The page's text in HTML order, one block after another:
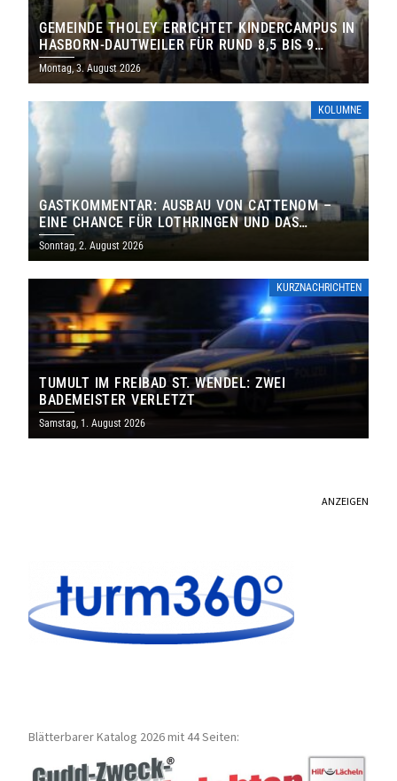
GEMEINDE THOLEY ERRICHTET KINDERCAMPUS IN
HASBORN-DAUTWEILER FÜR RUND 8,5 BIS 9
MILLIONEN EURO
Montag, 3. August 2026
KOLUMNE
GASTKOMMENTAR: AUSBAU VON CATTENOM –
EINE CHANCE FÜR LOTHRINGEN UND DAS
SAARLAND
Sonntag, 2. August 2026
KURZNACHRICHTEN
TUMULT IM FREIBAD ST. WENDEL: ZWEI
BADEMEISTER VERLETZT
Samstag, 1. August 2026
ANZEIGEN
Blätterbarer Katalog 2026 mit 44 Seiten: